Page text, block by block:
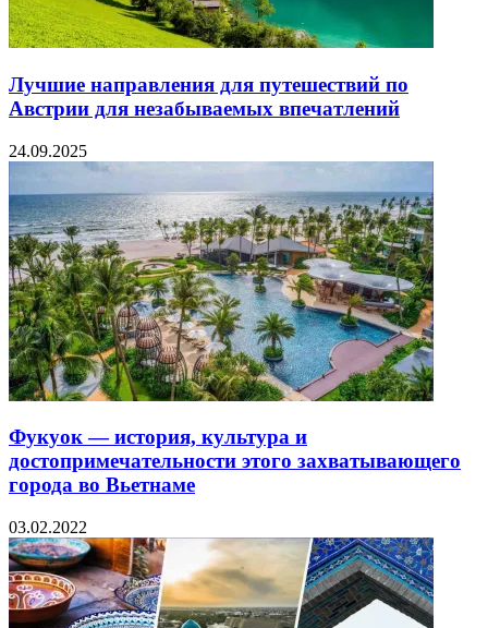
Лучшие направления для путешествий по
Австрии для незабываемых впечатлений
24.09.2025
Фукуок — история, культура и
достопримечательности этого захватывающего
города во Вьетнаме
03.02.2022